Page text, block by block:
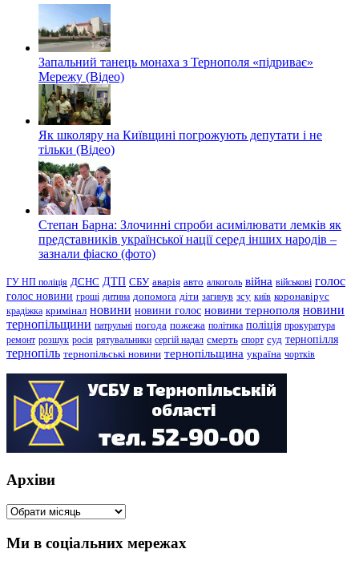
Запальний танець монаха з Тернополя «підриває»
Мережу (Відео)
Як школяру на Київщині погрожують депутати і не
тільки (Відео)
Степан Барна: Злочинні спроби асимілювати лемків як
представників української нації серед інших народів –
зазнали фіаско (фото)
ГУ НП поліція ДСНС ДТП СБУ аварія авто алкоголь війна військові голос
голос новини гроші дитина допомога діти загинув зсу київ коронавірус
крадіжка кримінал новини новини голос новини тернополя новини
тернопільщини патрульні погода пожежа політика поліція прокуратура
ремонт розшук росія рятувальники сергій надал смерть спорт суд тернопілля
тернопіль тернопільські новини тернопільщина україна чортків
Архіви
Архіви
Ми в соціальних мережах